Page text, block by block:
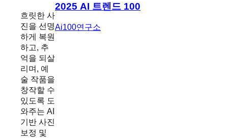
흐릿한 사
진을 선명
하게 복원
하고, 추
억을 되살
리며, 예
술 작품을
창작할 수
있도록 도
와주는 AI
기반 사진
보정 및
2025 AI 트렌드 100
Ai100연구소